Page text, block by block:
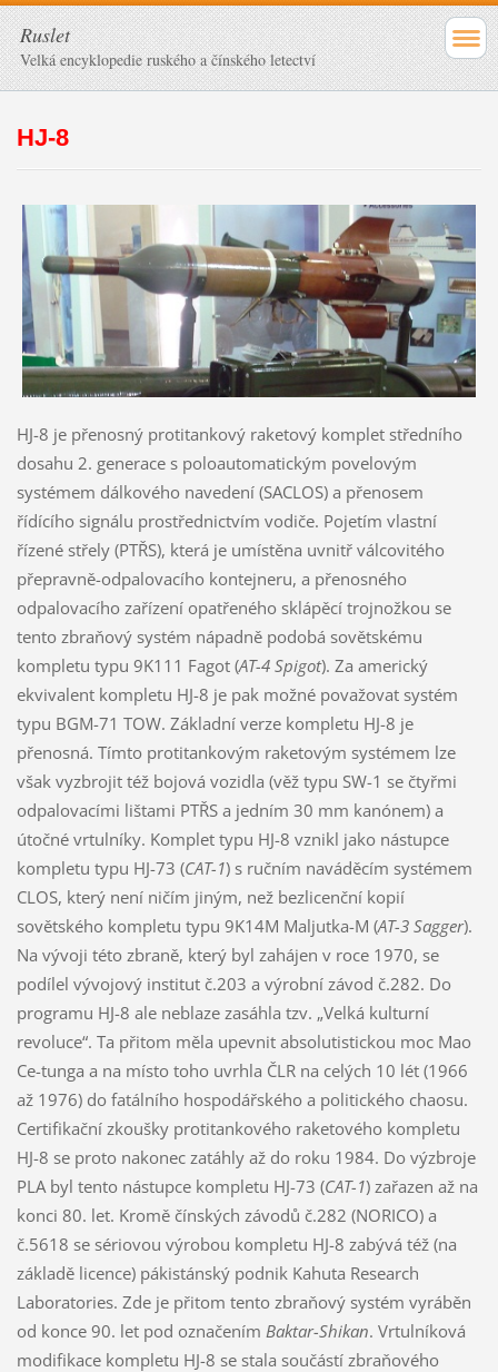
Ruslet
Velká encyklopedie ruského a čínského letectví
HJ-8
HJ-8 je přenosný protitankový raketový komplet středního
dosahu 2. generace s poloautomatickým povelovým
systémem dálkového navedení (SACLOS) a přenosem
řídícího signálu prostřednictvím vodiče. Pojetím vlastní
řízené střely (PTŘS), která je umístěna uvnitř válcovitého
přepravně-odpalovacího kontejneru, a přenosného
odpalovacího zařízení opatřeného sklápěcí trojnožkou se
tento zbraňový systém nápadně podobá sovětskému
kompletu typu 9K111 Fagot (AT-4 Spigot). Za americký
ekvivalent kompletu HJ-8 je pak možné považovat systém
typu BGM-71 TOW. Základní verze kompletu HJ-8 je
přenosná. Tímto protitankovým raketovým systémem lze
však vyzbrojit též bojová vozidla (věž typu SW-1 se čtyřmi
odpalovacími lištami PTŘS a jedním 30 mm kanónem) a
útočné vrtulníky. Komplet typu HJ-8 vznikl jako nástupce
kompletu typu HJ-73 (CAT-1) s ručním naváděcím systémem
CLOS, který není ničím jiným, než bezlicenční kopií
sovětského kompletu typu 9K14M Maljutka-M (AT-3 Sagger).
Na vývoji této zbraně, který byl zahájen v roce 1970, se
podílel vývojový institut č.203 a výrobní závod č.282. Do
programu HJ-8 ale neblaze zasáhla tzv. „Velká kulturní
revoluce“. Ta přitom měla upevnit absolutistickou moc Mao
Ce-tunga a na místo toho uvrhla ČLR na celých 10 lét (1966
až 1976) do fatálního hospodářského a politického chaosu.
Certifikační zkoušky protitankového raketového kompletu
HJ-8 se proto nakonec zatáhly až do roku 1984. Do výzbroje
PLA byl tento nástupce kompletu HJ-73 (CAT-1) zařazen až na
konci 80. let. Kromě čínských závodů č.282 (NORICO) a
č.5618 se sériovou výrobou kompletu HJ-8 zabývá též (na
základě licence) pákistánský podnik Kahuta Research
Laboratories. Zde je přitom tento zbraňový systém vyráběn
od konce 90. let pod označením Baktar-Shikan. Vrtulníková
modifikace kompletu HJ-8 se stala součástí zbraňového